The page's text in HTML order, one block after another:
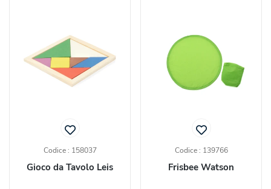
Codice : 158037
Gioco da Tavolo Leis
Codice : 139766
Frisbee Watson